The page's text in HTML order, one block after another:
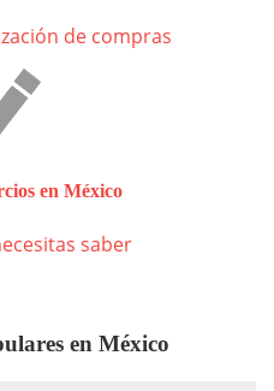
de compras
en México
saber
en México